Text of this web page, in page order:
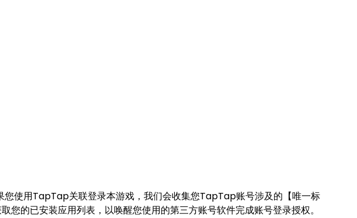
您使用TapTap关联登录本游戏，我们会收集您TapTap账号涉及的【唯一标
的已安装应用列表，以唤醒您使用的第三方账号软件完成账号登录授权。